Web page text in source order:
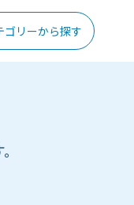
ゴリーから探す